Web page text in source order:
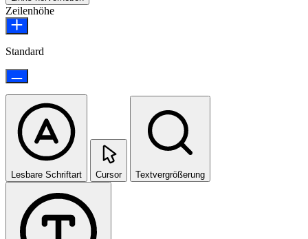
Zeilenhöhe
Standard
Lesbare Schriftart Cursor Textvergrößerung